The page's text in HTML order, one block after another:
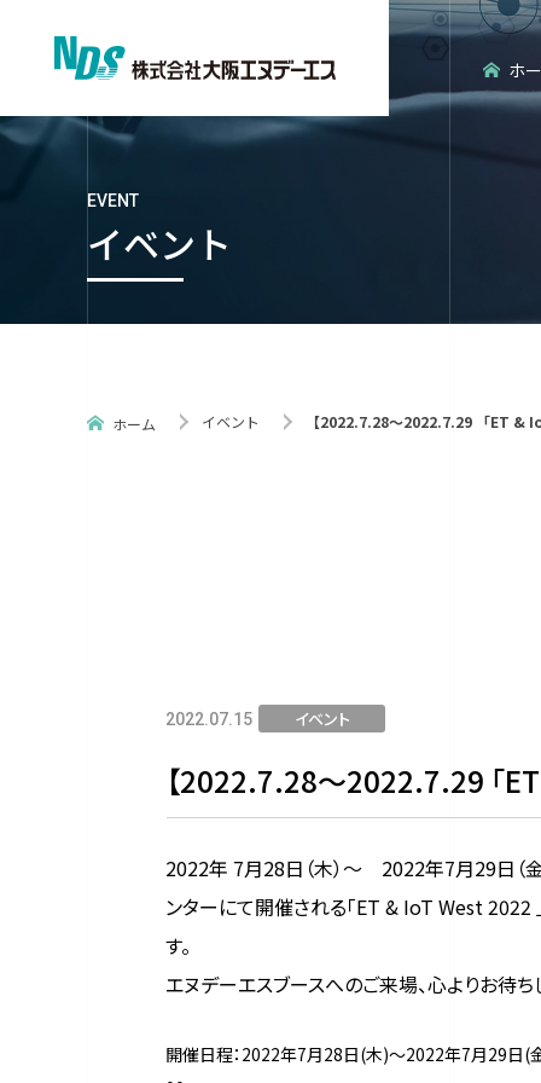
ホ
EVENT
イベント
ホーム イベント 【2022.7.28～2022.7.29 「ET &
2022.07.15 イベント
【2022.7.28～2022.7.29 「
2022年 7月28日（木）～ 2022年7月29日（
ンターにて開催される「ET & IoT West 2022
す
エヌデーエスブースへのご来場、心よりお待ち
開催日程：2022年7月28日(木)～2022年7月29日(